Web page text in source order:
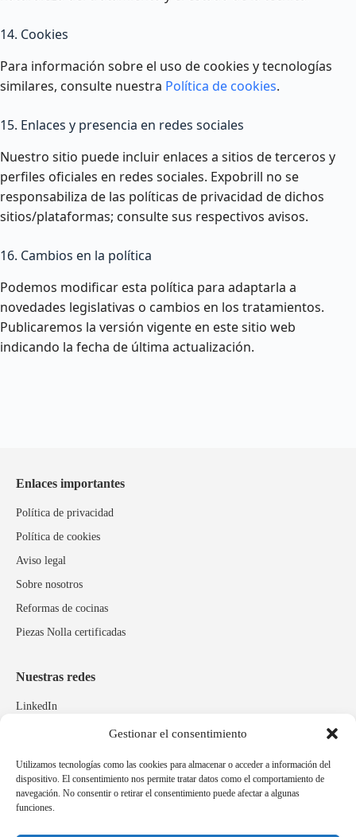
Gestionar el consentimiento
Utilizamos tecnologías como las cookies para almacenar o acceder a información del
dispositivo. El consentimiento nos permite tratar datos como el comportamiento de
navegación. No consentir o retirar el consentimiento puede afectar a algunas
funciones.
14. Cookies
Para información sobre el uso de cookies y tecnologías
similares, consulte nuestra Política de cookies.
15. Enlaces y presencia en redes sociales
Nuestro sitio puede incluir enlaces a sitios de terceros y
perfiles oficiales en redes sociales. Expobrill no se
responsabiliza de las políticas de privacidad de dichos
sitios/plataformas; consulte sus respectivos avisos.
16. Cambios en la política
Podemos modificar esta política para adaptarla a
novedades legislativas o cambios en los tratamientos.
Publicaremos la versión vigente en este sitio web
indicando la fecha de última actualización.
Enlaces importantes
Política de privacidad
Política de cookies
Aviso legal
Sobre nosotros
Reformas de cocinas
Piezas Nolla certificadas
Nuestras redes
LinkedIn
Marcas relacionadas